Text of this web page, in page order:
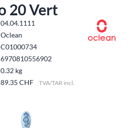
20 Vert
04.04.1111
Oclean
C01000734
6970810556902
0.32 kg
89.35 CHF TVA/TAR incl.